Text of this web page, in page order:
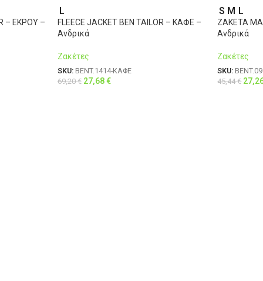
– ΕΚΡΟΥ –
L
FLEECE JACKET BEN TAILOR – ΚΑΦΕ –
Ανδρικά
Ζακέτες
SKU: BENT.1414-ΚΑΦΕ
69,20€ 27,68€
S M L
ΖΑΚΕΤΑ
Ανδρικά
Ζακέτες
SKU:
45,44€